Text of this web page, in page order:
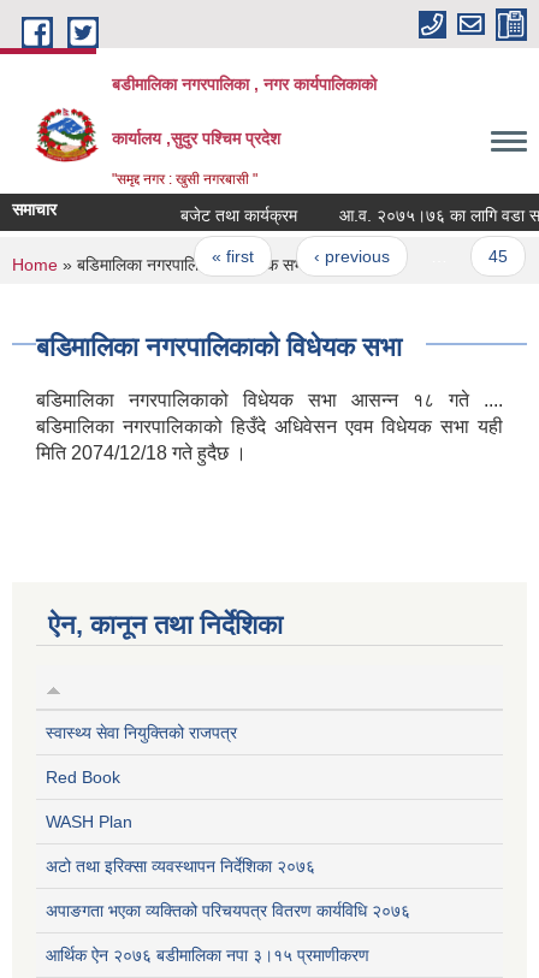
Skip to main content
बडीमालिका नगरपालिका , नगर कार्यपालिकाको
कार्यालय ,सुदुर पश्चिम प्रदेश
"समृद्द नगर : खुसी नगरबासी "
समाचार बजेट तथा कार्यक्रम आ.व. २०७५।७६ का लागि वडा
Pages
« first ‹ previous
You are here
Home » बडिमालिका नगरपालिकाको विधेयक सभा
बडिमालिका नगरपालिकाको विधेयक सभा
बडिमालिका नगरपालिकाको विधेयक सभा आसन्न १८ गते ....
बडिमालिका नगरपालिकाको हिउँदे अधिवेसन एवम विधेयक सभा यही
मिति 2074/12/18 गते हुदैछ ।
ऐन, कानून तथा निर्देशिका
स्वास्थ्य सेवा नियुक्तिको राजपत्र
Red Book
WASH Plan
अटो तथा इरिक्सा व्यवस्थापन निर्देशिका २०७६
अपाङगता भएका व्यक्तिको परिचयपत्र वितरण कार्यविधि २०७६
आर्थिक ऐन २०७६ बडीमालिका नपा ३।१५ प्रमाणीकरण